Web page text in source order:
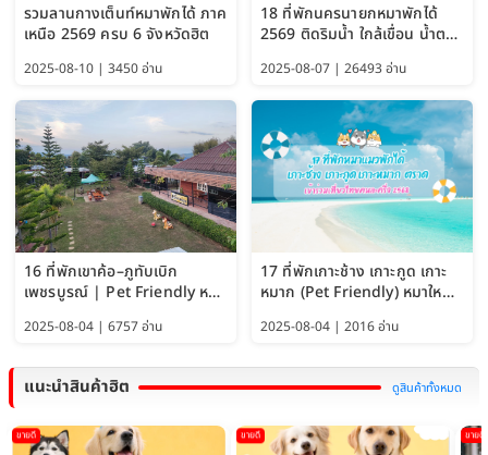
รวมลานกางเต็นท์หมาพักได้ ภาค
เหนือ 2569 ครบ 6 จังหวัดฮิต
2025-08-10 | 3450 อ่าน
18 ที่พักนครนายกหมาพักได้
2569 ติดริมน้ำ ใกล้เขื่อน น้ำตก
ได้
2025-08-07 | 26493 อ่าน
16 ที่พักเขาค้อ–ภูทับเบิก
เพชรบูรณ์ | Pet Friendly หมา
2025-08-04 | 6757 อ่าน
17 ที่พักเกาะช้าง เกาะกูด เกาะ
หมาก (Pet Friendly) หมาใหญ่
2025-08-04 | 2016 อ่าน
แนะนำสินค้าฮิต ดูสินค้าทั้งหมด
ขายดี ขายดี ขายดี